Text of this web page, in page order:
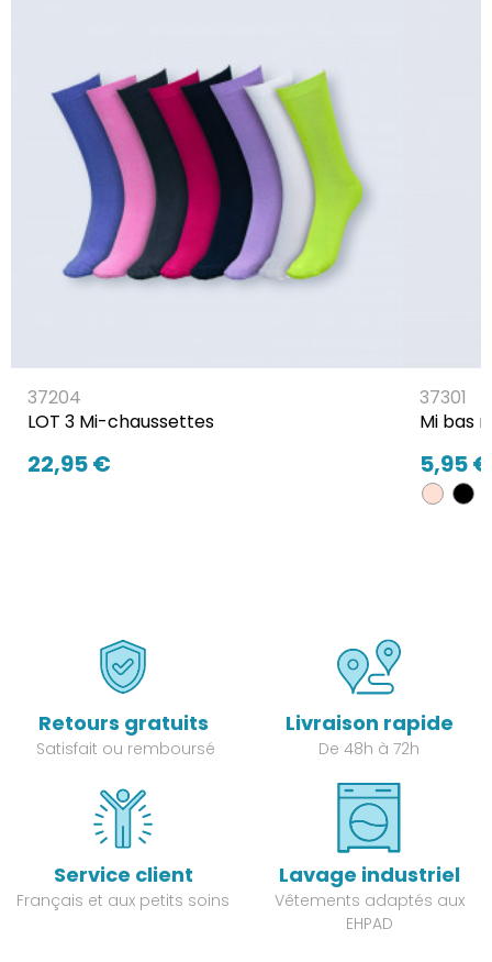
37204
LOT 3 Mi-chaussettes
22,95 €
37301
Mi bas
5,95 €
Retours gratuits
Satisfait ou remboursé
Livraison rapide
De 48h à 72h
Service client
Français et aux petits soins
Lavage industriel
Vêtements adaptés aux
EHPAD